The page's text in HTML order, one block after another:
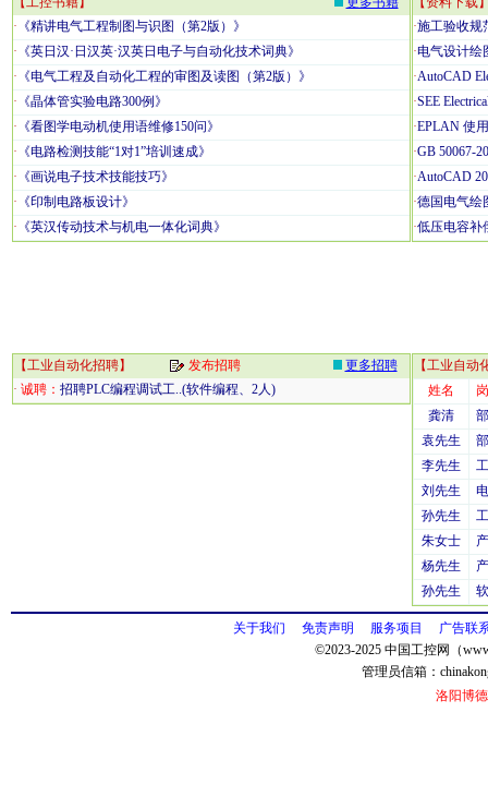
· 《精讲电气工程制图与识图（第2版）》
· 《英日汉·日汉英·汉英日电子与自动化技术词典》
· 《电气工程及自动化工程的审图及读图（第2版）》
· 《晶体管实验电路300例》
· 《看图学电动机使用语维修150问》
· 《电路检测技能“1对1”培训速成》
· 《画说电子技术技能技巧》
· 《印制电路板设计》
· 《英汉传动技术与机电一体化词典》
·施工验收规
·电气设计绘
·AutoCAD
·SEE
·EPLAN 使
·GB 50067-
·AutoCAD
·德国电气绘
·低压电容补
【工业自动化招聘】 发布招聘
更多招聘
· 诚聘： 招聘PLC编程调试工..(软件编程、2人)
【工业自动
姓名
龚清
袁先生
李先生
刘先生
孙先生
朱女士
杨先生
孙先生
关于我们 免责声明 服务项目
广告联
©2023-2025 中国工控网（
管理员信箱：
洛阳博